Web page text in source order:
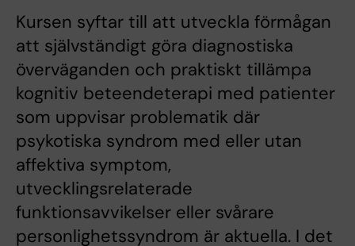
Kursen syftar till att utveckla förmågan
att självständigt göra diagnostiska
överväganden och praktiskt tillämpa
kognitiv beteendeterapi med patienter
som uppvisar problematik där
psykotiska syndrom med eller utan
affektiva symptom,
utvecklingsrelaterade
funktionsavvikelser eller svårare
personlighetssyndrom är aktuella. I det